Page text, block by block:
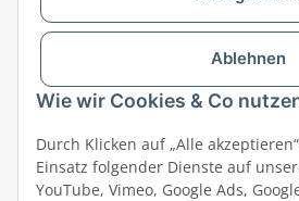
Ablehnen
Wie wir Cookies & Co
Durch Klicken auf „Alle
Einsatz folgender Dienste auf
YouTube, Vimeo, Google Ads,